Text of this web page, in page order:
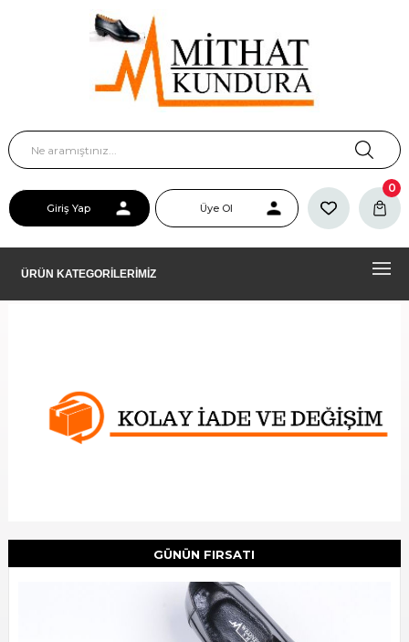
Giriş Yap Üye Ol
0
ÜRÜN KATEGORİLERİMİZ
GÜNÜN FIRSATI